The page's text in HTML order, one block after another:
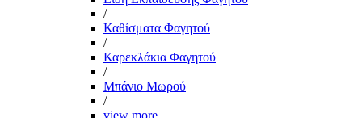
/
Καθίσματα Φαγητού
/
Καρεκλάκια Φαγητού
/
Μπάνιο Μωρού
/
view more